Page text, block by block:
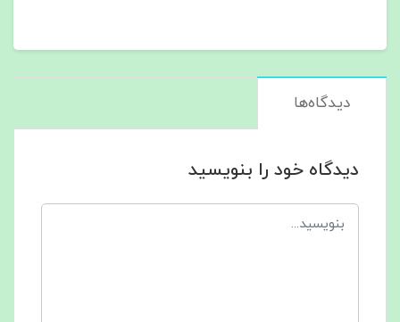
دیدگاه‌ها
دیدگاه خود را بنویسید